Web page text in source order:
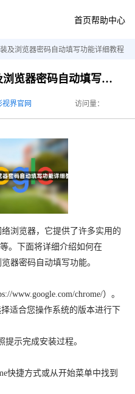
首页帮助中心
及浏览器密码自动填写功能详细教程
Chrome浏览器下载安装及浏览器密码自动填写功能详细教程
视界官网 访问量：
浏览器，它提供了许多实用的
。下面将详细介绍如何在
器密码自动填写功能。
www.google.com/chrome/）。
择适合您操作系统的版本进行下
示完成安装过程。
快捷方式或从开始菜单中找到